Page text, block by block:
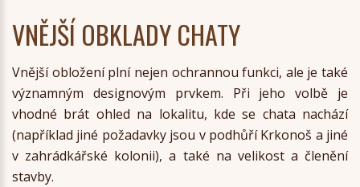
VNĚJŠÍ OBKLADY CHATY
Vnější obložení plní nejen ochrannou funkci, ale je také
významným designovým prvkem. Při jeho volbě je
vhodné brát ohled na lokalitu, kde se chata nachází
(například jiné požadavky jsou v podhůří Krkonoš a jiné
v zahrádkářské kolonii), a také na velikost a členění
stavby.